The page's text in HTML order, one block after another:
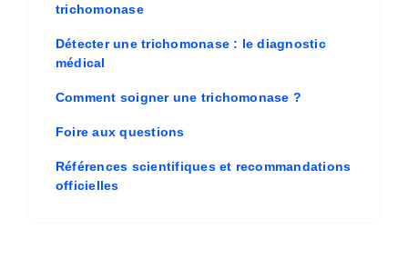
trichomonase
Détecter une trichomonase : le diagnostic
médical
Comment soigner une trichomonase ?
Foire aux questions
Références scientifiques et recommandations
officielles